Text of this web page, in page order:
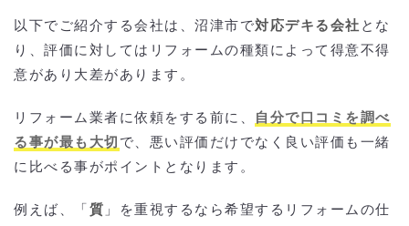
以下でご紹介する会社は、沼津市で対応デキる会社 とな
り、評価に対してはリフォームの種類によって得意不得
意があり大差があります。
リフォーム業者に依頼をする前に、
自分で口コミを調べ
る事が最も大切 で、悪い評価だけでなく良い評価も一緒
に比べる事がポイントとなります。
例えば、「 質 」を重視するなら希望するリフォームの仕